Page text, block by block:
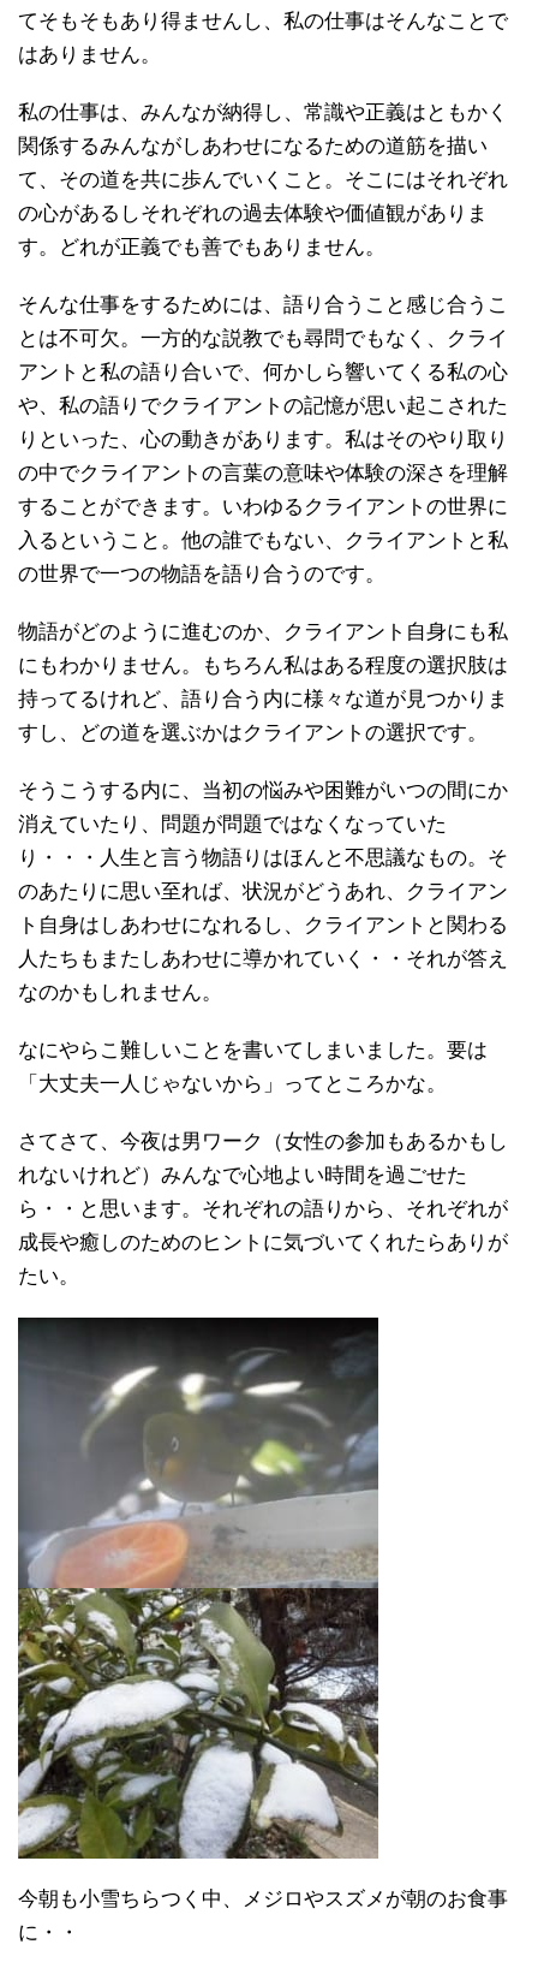
てそもそもあり得ませんし、私の仕事はそんなことで
はありません。
私の仕事は、みんなが納得し、常識や正義はともかく
関係するみんながしあわせになるための道筋を描い
て、その道を共に歩んでいくこと。そこにはそれぞれ
の心があるしそれぞれの過去体験や価値観がありま
す。どれが正義でも善でもありません。
そんな仕事をするためには、語り合うこと感じ合うこ
とは不可欠。一方的な説教でも尋問でもなく、クライ
アントと私の語り合いで、何かしら響いてくる私の心
や、私の語りでクライアントの記憶が思い起こされた
りといった、心の動きがあります。私はそのやり取り
の中でクライアントの言葉の意味や体験の深さを理解
することができます。いわゆるクライアントの世界に
入るということ。他の誰でもない、クライアントと私
の世界で一つの物語を語り合うのです。
物語がどのように進むのか、クライアント自身にも私
にもわかりません。もちろん私はある程度の選択肢は
持ってるけれど、語り合う内に様々な道が見つかりま
すし、どの道を選ぶかはクライアントの選択です。
そうこうする内に、当初の悩みや困難がいつの間にか
消えていたり、問題が問題ではなくなっていた
り・・・人生と言う物語りはほんと不思議なもの。そ
のあたりに思い至れば、状況がどうあれ、クライアン
ト自身はしあわせになれるし、クライアントと関わる
人たちもまたしあわせに導かれていく・・それが答え
なのかもしれません。
なにやらこ難しいことを書いてしまいました。要は
「大丈夫一人じゃないから」ってところかな。
さてさて、今夜は男ワーク（女性の参加もあるかもし
れないけれど）みんなで心地よい時間を過ごせた
ら・・と思います。それぞれの語りから、それぞれが
成長や癒しのためのヒントに気づいてくれたらありが
たい。
今朝も小雪ちらつく中、メジロやスズメが朝のお食事
に・・